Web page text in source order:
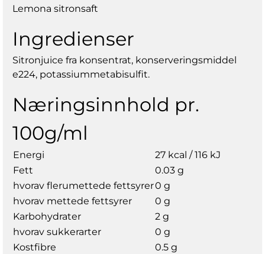
Lemona sitronsaft
Ingredienser
Sitronjuice fra konsentrat, konserveringsmiddel
e224, potassiummetabisulfit.
Næringsinnhold pr.
100g/ml
Energi
27 kcal / 116 kJ
Fett
0.03 g
hvorav flerumettede fettsyrer0 g
hvorav mettede fettsyrer
0 g
Karbohydrater
2 g
hvorav sukkerarter
0 g
Kostfibre
0.5 g